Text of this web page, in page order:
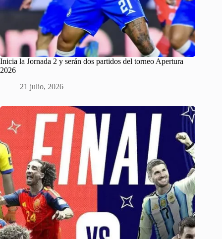
Inicia la Jornada 2 y serán dos partidos del torneo Apertura
2026
21 julio, 2026